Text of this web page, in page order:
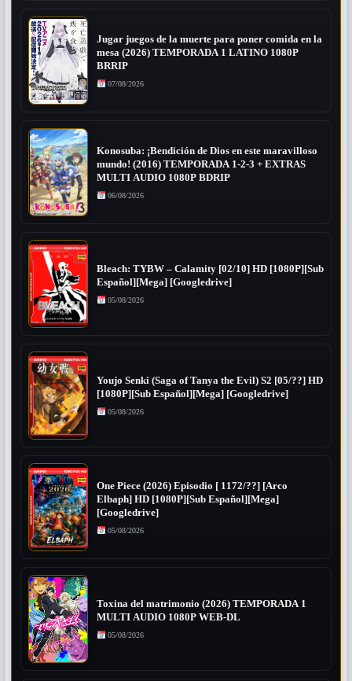
Jugar juegos de la muerte para poner comida en la
mesa (2026) TEMPORADA 1 LATINO 1080P
BRRIP
07/08/2026
Konosuba: ¡Bendición de Dios en este maravilloso
mundo! (2016) TEMPORADA 1-2-3 + EXTRAS
MULTI AUDIO 1080P BDRIP
06/08/2026
Bleach: TYBW – Calamity [02/10] HD [1080P][Sub
Español][Mega] [Googledrive]
05/08/2026
Youjo Senki (Saga of Tanya the Evil) S2 [05/??] HD
[1080P][Sub Español][Mega] [Googledrive]
05/08/2026
One Piece (2026) Episodio [ 1172/??] [Arco
Elbaph] HD [1080P][Sub Español][Mega]
[Googledrive]
05/08/2026
Toxina del matrimonio (2026) TEMPORADA 1
MULTI AUDIO 1080P WEB-DL
05/08/2026